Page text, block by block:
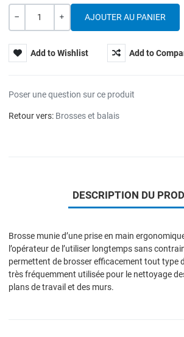
Quantité
Add to Wishlist Add to
Poser une question sur ce produit
Retour vers: Brosses et balais
DESCRIPTION DU
Brosse munie d’une prise en main
l’opérateur de l’utiliser longtemps sans
permettent de brosser efficacement tout type
très fréquemment utilisée pour le nettoyage
plans de travail et des murs.